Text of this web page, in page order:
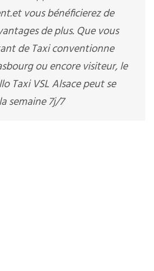
vous bénéficierez de
de plus. Que vous
de Taxi conventionne
ou encore visiteur, le
Taxi VSL Alsace peut se
semaine 7j/7